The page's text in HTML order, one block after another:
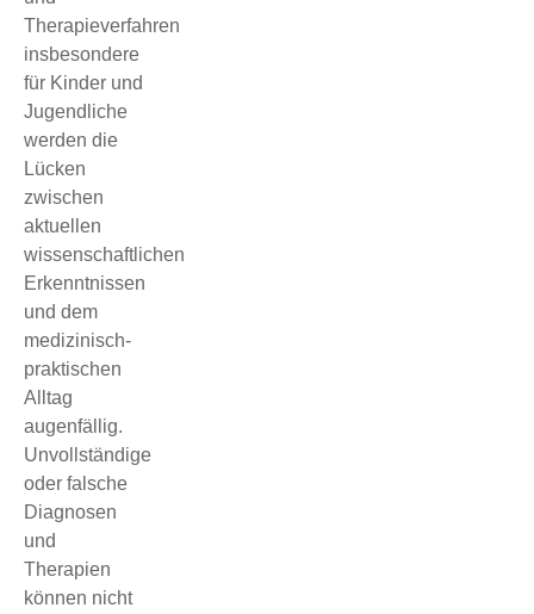
Therapieverfahren
insbesondere
für Kinder und
Jugendliche
werden die
Lücken
zwischen
aktuellen
wissenschaftlichen
Erkenntnissen
und dem
medizinisch-
praktischen
Alltag
augenfällig.
Unvollständige
oder falsche
Diagnosen
und
Therapien
können nicht